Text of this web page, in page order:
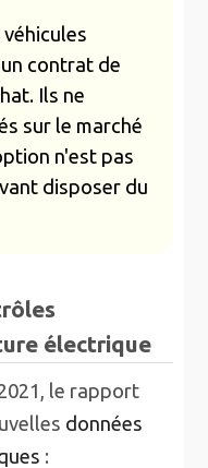
contrat de
Ils ne
sur le marché
n'est pas
disposer du
électrique
le rapport
données
: